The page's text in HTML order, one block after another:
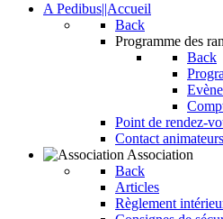
A Pedibus||Accueil
Back
Programme des
Back
Point de rendez-
Contact animateurs
Association
Back
Articles
Règlement